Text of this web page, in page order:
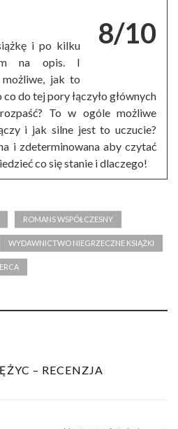
8/10
i po kilku
na opis. I
możliwe, jak to
do tej pory łączyło głównych
To w ogóle możliwe
i jak silne jest to uczucie?
i zdeterminowana aby czytać
co się stanie i dlaczego!
ROMANS WSPÓŁCZESNY
WYDAWNICTWO NIEGRZECZNE KSIĄŻKI
– RECENZJA